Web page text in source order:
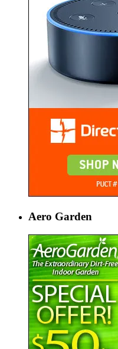
Aero Garden